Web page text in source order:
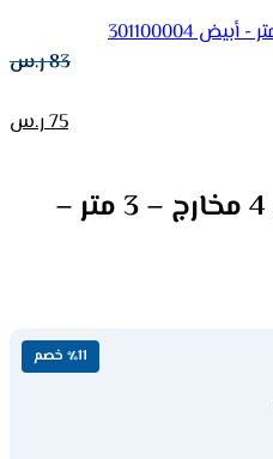
83ر.س
75ر.س
توصيلة كهرباء كولن 4 مخارج – 3 متر –
٪11 خصم